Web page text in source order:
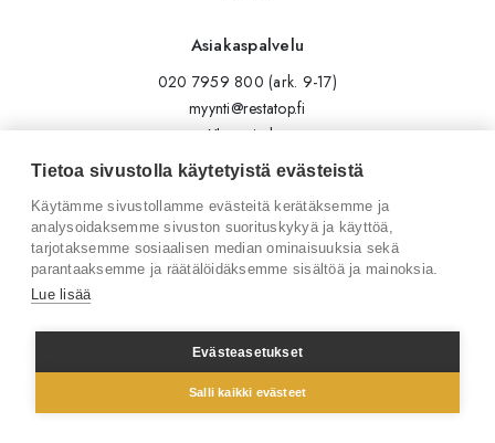
Asiakaspalvelu
020 7959 800 (ark. 9-17)
myynti@restatop.fi
Yhteystiedot
Lähetä viesti
Seuraa meitä
Tilaa uutiskirje
Facebook
© 2026 Restatop Oy
Tietoa sivustolla käytetyistä evästeistä
Käytämme sivustollamme evästeitä kerätäksemme ja
analysoidaksemme sivuston suorituskykyä ja käyttöä,
tarjotaksemme sosiaalisen median ominaisuuksia sekä
parantaaksemme ja räätälöidäksemme sisältöä ja mainoksia.
Lue lisää
Evästeasetukset
Salli kaikki evästeet